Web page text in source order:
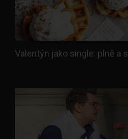
Valentýn jako single: plně a